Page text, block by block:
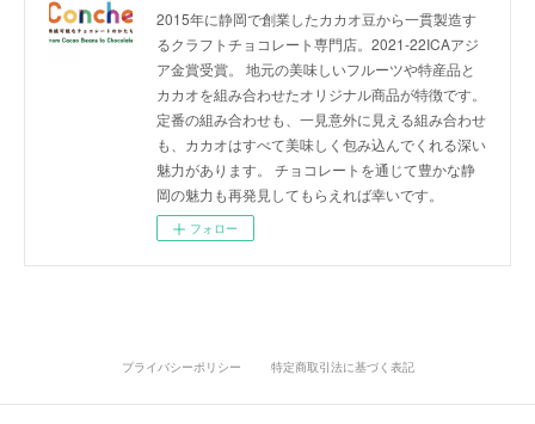
2015年に静岡で創業したカカオ豆から一貫製造す
るクラフトチョコレート専門店。2021-22ICAアジ
ア金賞受賞。 地元の美味しいフルーツや特産品と
カカオを組み合わせたオリジナル商品が特徴です。
定番の組み合わせも、一見意外に見える組み合わせ
も、カカオはすべて美味しく包み込んでくれる深い
魅力があります。 チョコレートを通じて豊かな静
岡の魅力も再発見してもらえれば幸いです。
フォロー
プライバシーポリシー 特定商取引法に基づく表記